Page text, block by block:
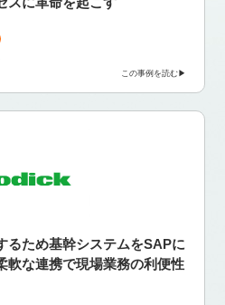
この事例を読む
るため基幹システムをSAPに
軟な連携で現場業務の利便性